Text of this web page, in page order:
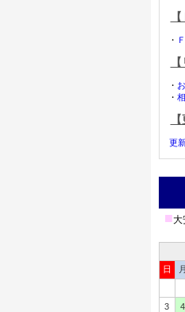
・
・
・
更
■大
日
月
3
4